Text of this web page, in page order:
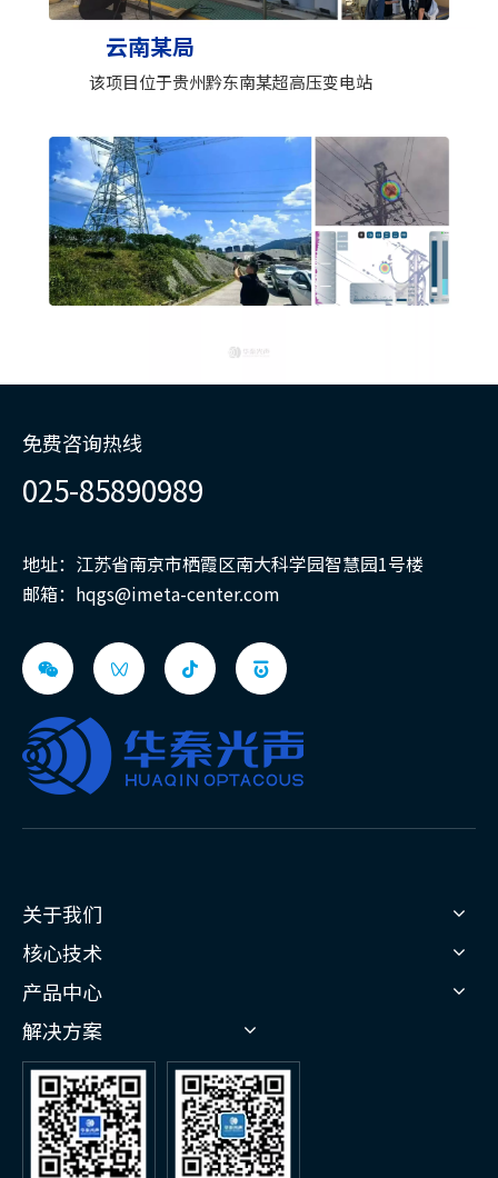
云南某局
该项目位于贵州黔东南某超高压变电站
免费咨询热线
025-85890989
地址：江苏省南京市栖霞区南大科学园智慧园1号楼
邮箱： hqgs@imeta-center.com
关于我们
核心技术
产品中心
解决方案